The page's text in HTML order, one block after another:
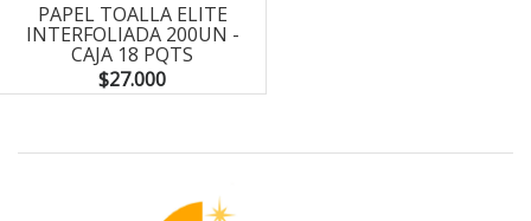
PAPEL TOALLA ELITE
INTERFOLIADA 200UN -
CAJA 18 PQTS
$27.000